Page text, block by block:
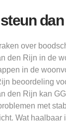
over
den Rijn in de
in de
beoordeling
den Rijn kan
met
Wat haalbaar